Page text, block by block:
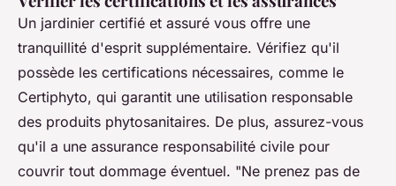
Un jardinier certifié et assuré vous offre une
tranquillité d'esprit supplémentaire. Vérifiez qu'il
possède les certifications nécessaires, comme le
Certiphyto, qui garantit une utilisation responsable
des produits phytosanitaires. De plus, assurez-vous
qu'il a une assurance responsabilité civile pour
couvrir tout dommage éventuel. "Ne prenez pas de